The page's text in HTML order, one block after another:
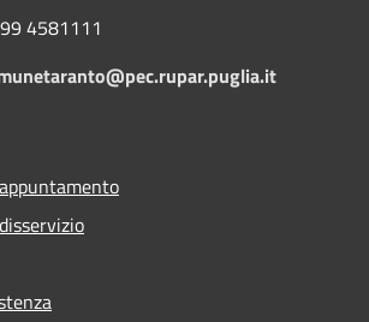
4581111